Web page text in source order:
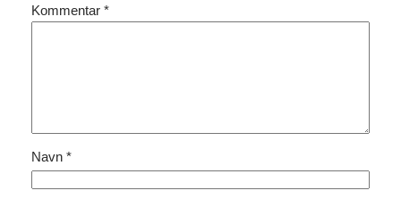
Kommentar *
Navn *